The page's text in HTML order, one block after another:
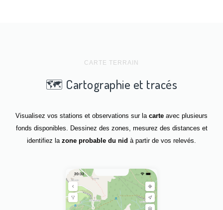
CARTE TERRAIN
🗺️ Cartographie et tracés
Visualisez vos stations et observations sur la carte avec plusieurs
fonds disponibles. Dessinez des zones, mesurez des distances et
identifiez la zone probable du nid à partir de vos relevés.